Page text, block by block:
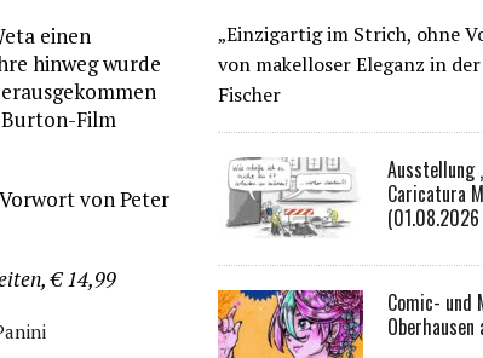
einen
hinweg wurde
Burton-Film
von Peter
€ 14,99
„Einzigartig im Strich, ohne
von makelloser Eleganz in
Fischer
Ausstellung
Caricatura
Comic- und